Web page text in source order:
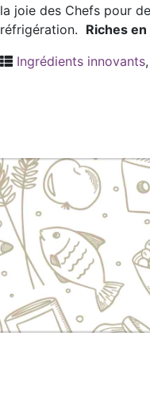
la joie des Chefs pour
réfrigération. Riches
Ingrédients innovants,